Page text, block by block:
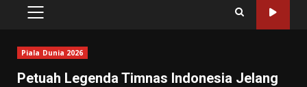
PRIMARY
Piala Dunia 2026
Petuah Legenda Timnas Indonesia Jelang